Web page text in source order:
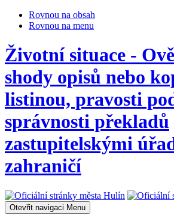
Rovnou na obsah
Rovnou na menu
Životní situace -
shody opisů nebo
listinou, pravosti
správnosti překladů
zastupitelskými
zahraničí
Otevřit navigaci Menu